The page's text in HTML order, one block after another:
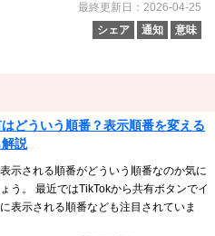
最終更新日：2026-04-25
シェア
通知 意味
どういう順番？表示順番を変える
説
示される順番がどういう順番なのか気に
う。 最近ではTikTokから共有ボタンでイ
表示される順番なども注目されていま